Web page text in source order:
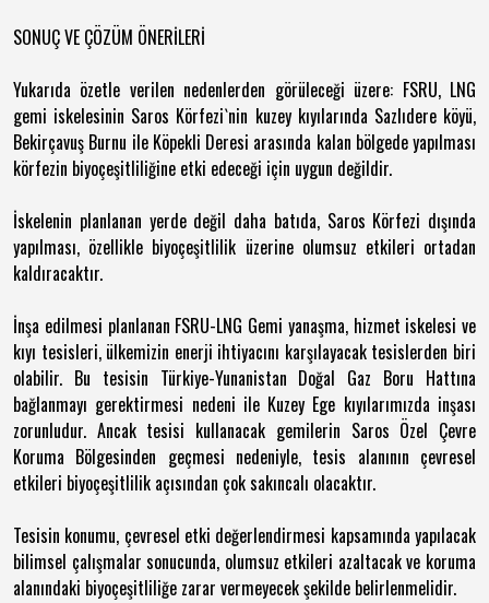
SONUÇ VE ÇÖZÜM ÖNERİLERİ
Yukarıda özetle verilen nedenlerden görüleceği üzere: FSRU, LNG
gemi iskelesinin Saros Körfezi`nin kuzey kıyılarında Sazlıdere köyü,
Bekirçavuş Burnu ile Köpekli Deresi arasında kalan bölgede yapılması
körfezin biyoçeşitliliğine etki edeceği için uygun değildir.
İskelenin planlanan yerde değil daha batıda, Saros Körfezi dışında
yapılması, özellikle biyoçeşitlilik üzerine olumsuz etkileri ortadan
kaldıracaktır.
İnşa edilmesi planlanan FSRU-LNG Gemi yanaşma, hizmet iskelesi ve
kıyı tesisleri, ülkemizin enerji ihtiyacını karşılayacak tesislerden biri
olabilir. Bu tesisin Türkiye-Yunanistan Doğal Gaz Boru Hattına
bağlanmayı gerektirmesi nedeni ile Kuzey Ege kıyılarımızda inşası
zorunludur. Ancak tesisi kullanacak gemilerin Saros Özel Çevre
Koruma Bölgesinden geçmesi nedeniyle, tesis alanının çevresel
etkileri biyoçeşitlilik açısından çok sakıncalı olacaktır.
Tesisin konumu, çevresel etki değerlendirmesi kapsamında yapılacak
bilimsel çalışmalar sonucunda, olumsuz etkileri azaltacak ve koruma
alanındaki biyoçeşitliliğe zarar vermeyecek şekilde belirlenmelidir.